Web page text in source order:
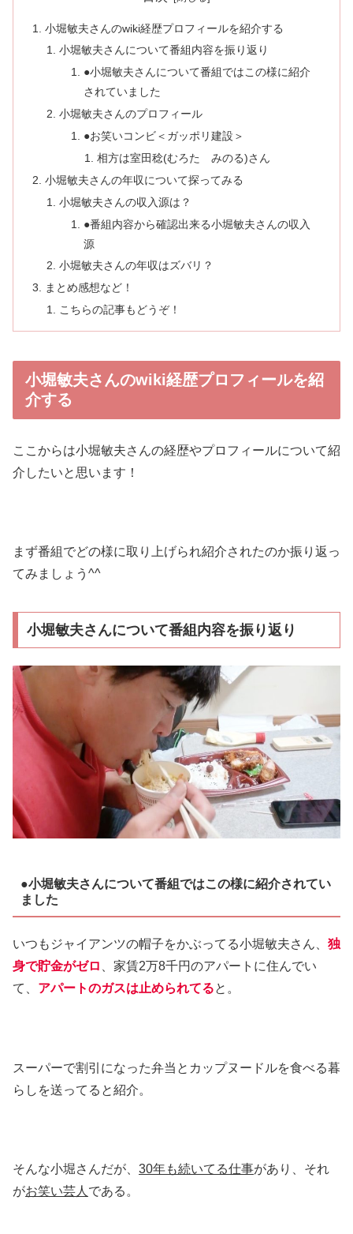
小堀敏夫さんのwiki経歴プロフィールを紹介する
小堀敏夫さんについて番組内容を振り返り
●小堀敏夫さんについて番組ではこの様に紹介
されていました
小堀敏夫さんのプロフィール
●お笑いコンビ＜ガッポリ建設＞
相方は室田稔(むろた みのる)さん
小堀敏夫さんの年収について探ってみる
小堀敏夫さんの収入源は？
●番組内容から確認出来る小堀敏夫さんの収入
源
小堀敏夫さんの年収はズバリ？
まとめ感想など！
こちらの記事もどうぞ！
小堀敏夫さんのwiki経歴プロフィールを紹
介する
ここからは小堀敏夫さんの経歴やプロフィールについて紹
介したいと思います！
まず番組でどの様に取り上げられ紹介されたのか振り返っ
てみましょう^^
小堀敏夫さんについて番組内容を振り返り
●小堀敏夫さんについて番組ではこの様に紹介されてい
ました
いつもジャイアンツの帽子をかぶってる小堀敏夫さん、 独
身で貯金がゼロ
、家賃2万8千円のアパートに住んでい
て、 アパートのガスは止められてると。
スーパーで割引になった弁当とカップヌードルを食べる暮
らしを送ってると紹介。
そんな小堀さんだが、 30年も続いてる仕事があり、それ
がお笑い芸人である。